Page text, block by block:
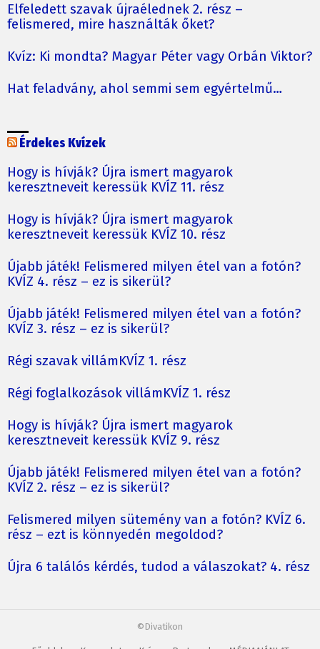
Elfeledett szavak újraélednek 2. rész –
felismered, mire használták őket?
Kvíz: Ki mondta? Magyar Péter vagy Orbán Viktor?
Hat feladvány, ahol semmi sem egyértelmű…
Érdekes Kvízek
Hogy is hívják? Újra ismert magyarok
keresztneveit keressük KVÍZ 11. rész
Hogy is hívják? Újra ismert magyarok
keresztneveit keressük KVÍZ 10. rész
Újabb játék! Felismered milyen étel van a fotón?
KVÍZ 4. rész – ez is sikerül?
Újabb játék! Felismered milyen étel van a fotón?
KVÍZ 3. rész – ez is sikerül?
Régi szavak villámKVÍZ 1. rész
Régi foglalkozások villámKVÍZ 1. rész
Hogy is hívják? Újra ismert magyarok
keresztneveit keressük KVÍZ 9. rész
Újabb játék! Felismered milyen étel van a fotón?
KVÍZ 2. rész – ez is sikerül?
Felismered milyen sütemény van a fotón? KVÍZ 6.
rész – ezt is könnyedén megoldod?
Újra 6 találós kérdés, tudod a válaszokat? 4. rész
©Divatikon